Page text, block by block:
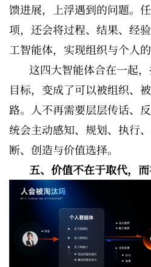
馈进展，上浮遇到的问题。
项，还会将过程、结果、经
工智能体，实现组织与个人的
这四大智能体合在一起
目标，变成了可以被组织、
路。人不再需要层层传话、
统会主动感知、规划、执行
断、创造与价值选择。
五、价值不在于取代，